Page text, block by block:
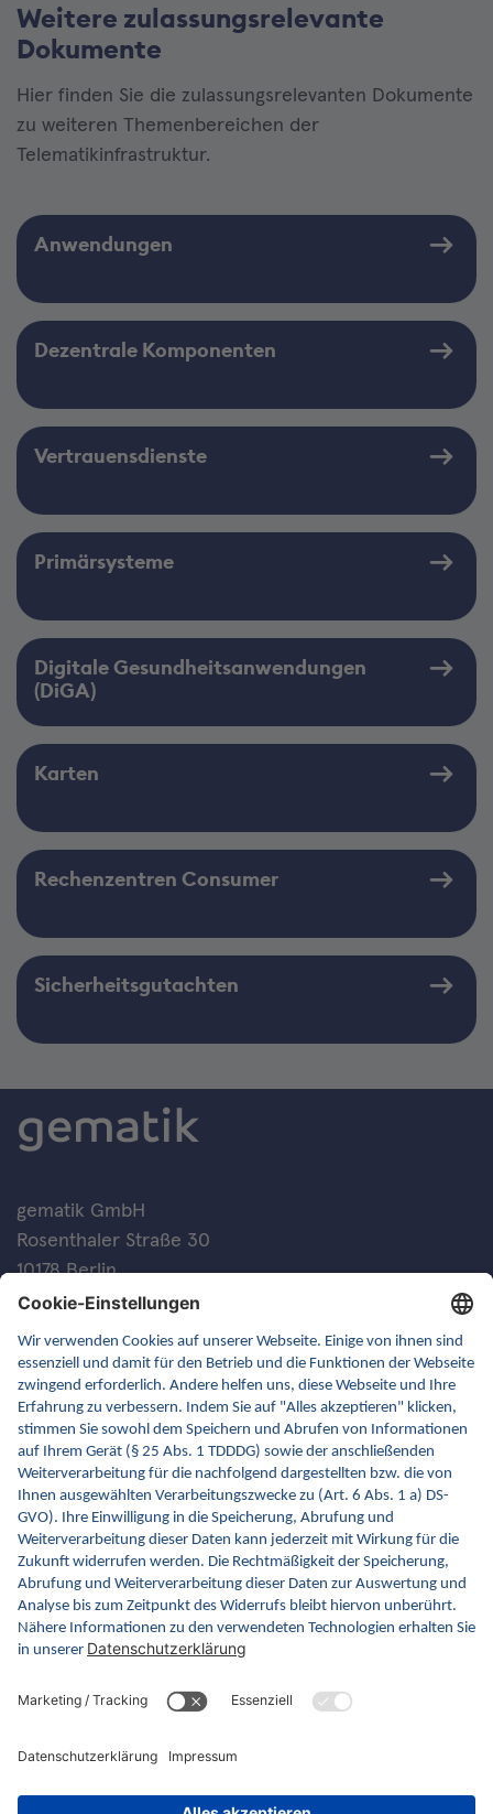
Weitere zulassungsrelevante
Dokumente
Hier finden Sie die zulassungsrelevanten Dokumente
zu weiteren Themenbereichen der
Telematikinfrastruktur.
Anwendungen
Dezentrale Komponenten
Vertrauensdienste
Primärsysteme
Digitale Gesundheitsanwendungen
(DiGA)
Karten
Rechenzentren Consumer
Sicherheitsgutachten
gematik GmbH
Rosenthaler Straße 30
10178 Berlin
Kontakt
FAQ
Newsletter
Fachveranstaltungen
Glossar
gematik.de
gemspec.gematik.de